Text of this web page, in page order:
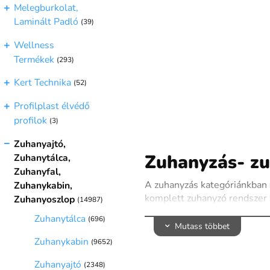
Melegburkolat,
Laminált Padló (39)
Wellness
Termékek (293)
Kert Technika (52)
Profilplast élvédő
profilok (3)
Zuhanyajtó,
Zuhanytálca,
Zuhanyfal,
Zuhanykabin,
Zuhanyoszlop (14987)
Zuhanytálca (696)
Zuhanykabin (9652)
Zuhanyajtó (2348)
Zuhanyzás-
A zuhanyzás
komplett zuhanyzó
Zuhanyfalak kínálatunkban
nyújtanak a víz
Mutass többet